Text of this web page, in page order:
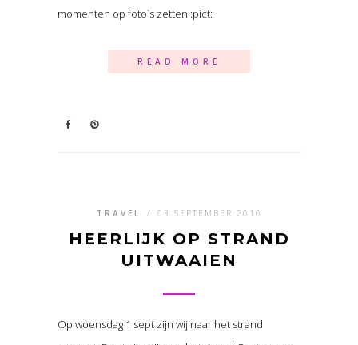
momenten op foto`s zetten :pict:
READ MORE
TRAVEL / 03 SEPTEMBER 2010
HEERLIJK OP STRAND
UITWAAIEN
Op woensdag 1 sept zijn wij naar het strand